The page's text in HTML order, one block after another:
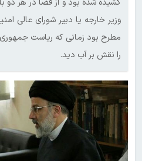
کشیده شده بود و از قضا در هر دو
وزیر خارجه یا دبیر شورای عالی
مطرح بود زمانی که ریاست
را نقش بر آب دید.